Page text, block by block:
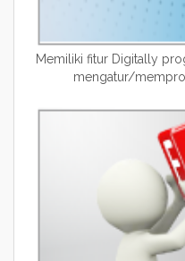
Memiliki fitur Digitally
mengatur/